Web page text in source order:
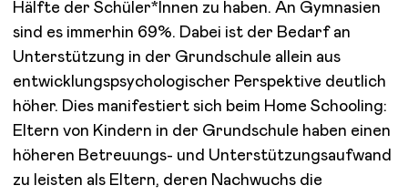
Hälfte der Schüler*Innen zu haben. An Gymnasien
sind es immerhin 69%. Dabei ist der Bedarf an
Unterstützung in der Grundschule allein aus
entwicklungspsychologischer Perspektive deutlich
höher. Dies manifestiert sich beim Home Schooling:
Eltern von Kindern in der Grundschule haben einen
höheren Betreuungs- und Unterstützungsaufwand
zu leisten als Eltern, deren Nachwuchs die